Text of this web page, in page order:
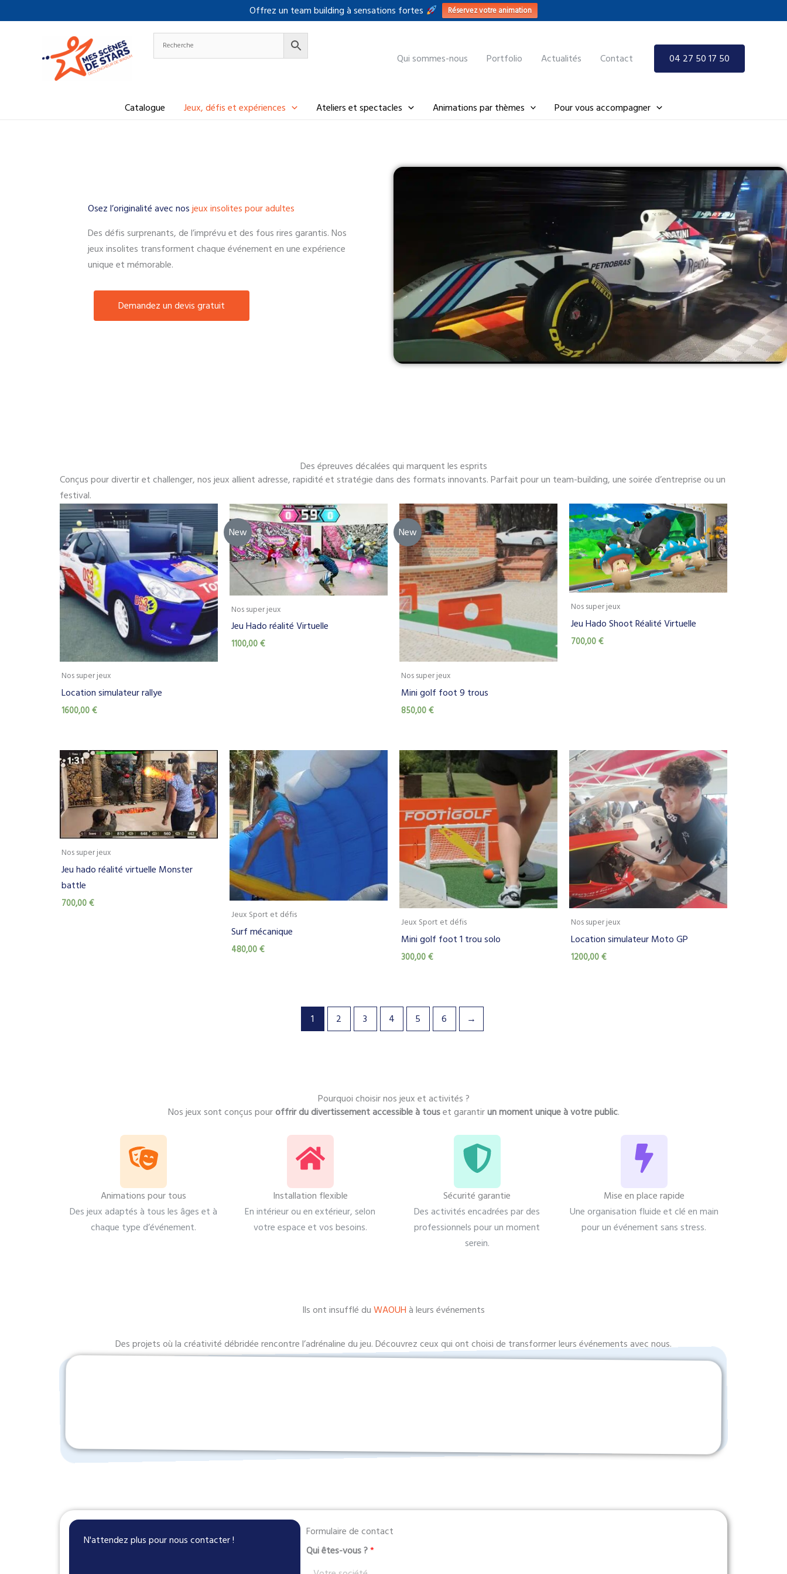
Offrez un team building à sensations fortes Réservez votre animation
au
Qui sommes-nous
Portfolio Actualités Contact 04 27 50 17 50
Catalogue Jeux, défis et expériences Ateliers et spectacles Animations par thèmes Pour vous accompagner
Osez l’originalité avec nos jeux insolites pour adultes
Des défis surprenants, de l’imprévu et des fous rires garantis. Nos
jeux insolites transforment chaque événement en une expérience
unique et mémorable.
Demandez un devis gratuit
Des épreuves décalées qui marquent les esprits
Conçus pour divertir et challenger, nos jeux allient adresse, rapidité et stratégie dans des formats innovants. Parfait pour un team-building, une soirée d’entreprise ou un
festival.
Nos super jeux
Location simulateur rallye
1600,00€
New
Nos super jeux
Jeu Hado réalité Virtuelle
1100,00€
New
Nos super jeux
Mini golf foot 9 trous
850,00€
Nos super jeux
Jeu Hado Shoot Réalité Virtuelle
700,00€
Nos super jeux
Jeu hado réalité virtuelle Monster
battle
700,00€
Jeux Sport et défis
Surf mécanique
480,00€
Jeux Sport et défis
Mini golf foot 1 trou solo
300,00€
Nos super jeux
Location simulateur Moto GP
1200,00€
1 2 3 4 5 6 →
Pourquoi choisir nos jeux et activités ?
Nos jeux sont conçus pouroffrir du divertissement accessible à touset garantirun moment unique à votre public.
Animations pour tous
Des jeux adaptés à tous les âges et à
chaque type d’événement.
Installation flexible
En intérieur ou en extérieur, selon
votre espace et vos besoins.
Sécurité garantie
Des activités encadrées par des
professionnels pour un moment
serein.
Mise en place rapide
Une organisation fluide et clé en main
pour un événement sans stress.
Ils ont insufflé du WAOUH à leurs événements
Des projets où la créativité débridée rencontre l’adrénaline du jeu. Découvrez ceux qui ont choisi de transformer leurs événements avec nous.
N'attendez plus pour nous contacter !
Formulaire de contact
Qui êtes-vous ?*